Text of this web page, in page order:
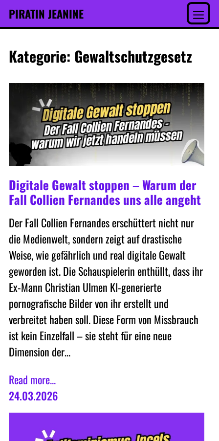
springen
Skip
to
PIRATIN JEANINE
Menu
Kategorie: Gewaltschutzgesetz
Digitale Gewalt stoppen – Warum der
Fall Collien Fernandes uns alle angeht
Der Fall Collien Fernandes erschüttert nicht nur
die Medienwelt, sondern zeigt auf drastische
Weise, wie gefährlich und real digitale Gewalt
geworden ist. Die Schauspielerin enthüllt, dass ihr
Ex-Mann Christian Ulmen KI-generierte
pornografische Bilder von ihr erstellt und
verbreitet haben soll. Diese Form von Missbrauch
ist kein Einzelfall – sie steht für eine neue
Dimension der…
Read more...
24.03.2026